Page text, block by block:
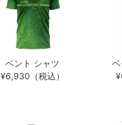
ベント シャツ
¥6,930（税込）